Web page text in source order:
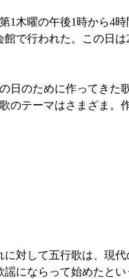
1木曜の午後1時から4
館で行われた。この日
日のために作ってきた
のテーマはさまざま
対して五行歌は、現
にならって始めたと